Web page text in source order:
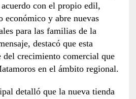
con el propio edil,
económico y abre nuevas
para las familias de la
destacó que esta
del crecimiento comercial que
en el ámbito regional.
detalló que la nueva tienda